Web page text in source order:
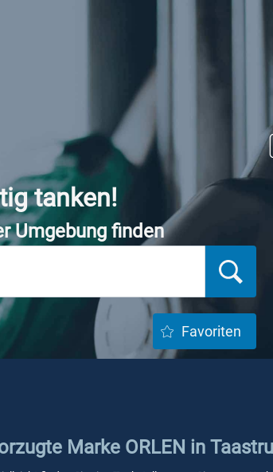
tanken!
Umgebung finden
Favoriten
Marke ORLEN in